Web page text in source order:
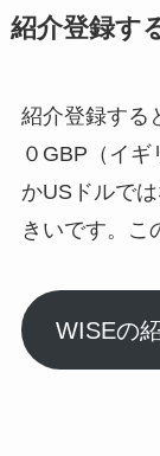
紹介登録す
紹介登録する
０GBP（イ
かUSドルで
きいです。こ
WISEの